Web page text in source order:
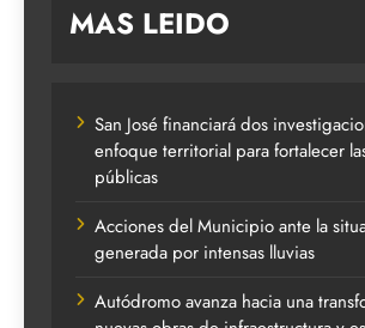
MAS LEIDO
San José financiará dos
enfoque territorial para fortalecer
públicas
Acciones del Municipio ante la
generada por intensas lluvias
Autódromo avanza hacia una